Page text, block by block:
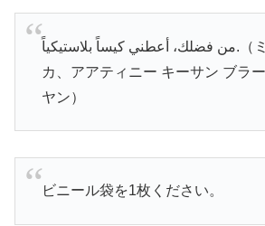
من فضلك، أعطني كيساً بلاستيكياً.（ミン ファドリ
カ、アアティニー キーサン ブラ
ヤン）
ビニール袋を1枚ください。